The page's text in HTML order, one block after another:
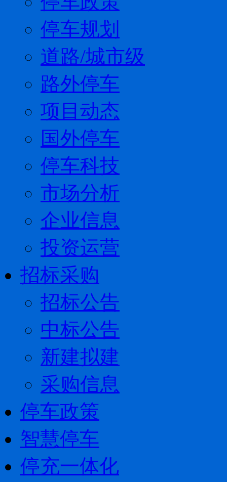
停车规划
道路/城市级
路外停车
项目动态
国外停车
停车科技
市场分析
企业信息
投资运营
招标采购
招标公告
中标公告
新建拟建
采购信息
停车政策
智慧停车
停充一体化